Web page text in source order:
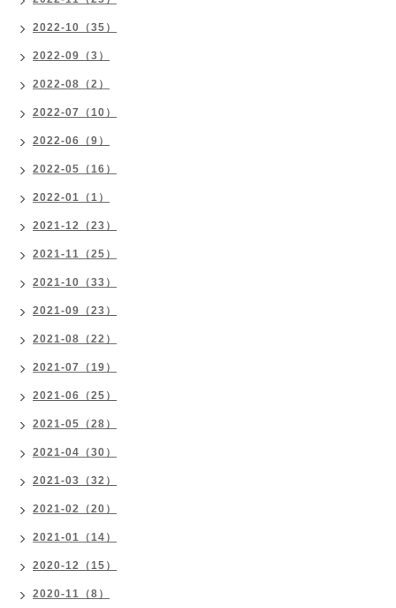
2022-10（35）
2022-09（3）
2022-08（2）
2022-07（10）
2022-06（9）
2022-05（16）
2022-01（1）
2021-12（23）
2021-11（25）
2021-10（33）
2021-09（23）
2021-08（22）
2021-07（19）
2021-06（25）
2021-05（28）
2021-04（30）
2021-03（32）
2021-02（20）
2021-01（14）
2020-12（15）
2020-11（8）